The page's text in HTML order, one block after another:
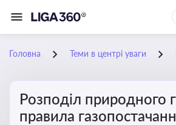
Головна Теми в центрі уваги
Розподіл природного
правила